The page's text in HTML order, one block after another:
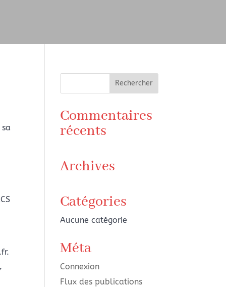
Commentaires
récents
Archives
Catégories
Aucune catégorie
Méta
Connexion
Flux des publications